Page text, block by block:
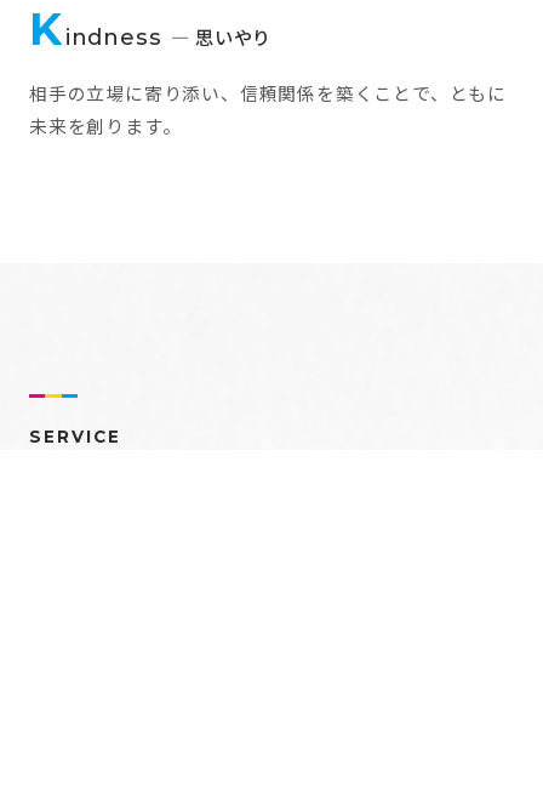
Kindness — 思いやり
相手の立場に寄り添い、信頼関係を築くことで、ともに
未来を創ります。
SERVICE